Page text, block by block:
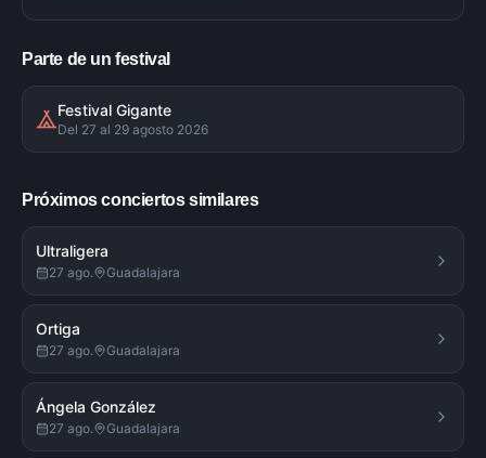
Parte de un festival
Festival Gigante
Del 27 al 29 agosto 2026
Próximos conciertos similares
Ultraligera
27 ago. Guadalajara
Ortiga
27 ago. Guadalajara
Ángela González
27 ago. Guadalajara